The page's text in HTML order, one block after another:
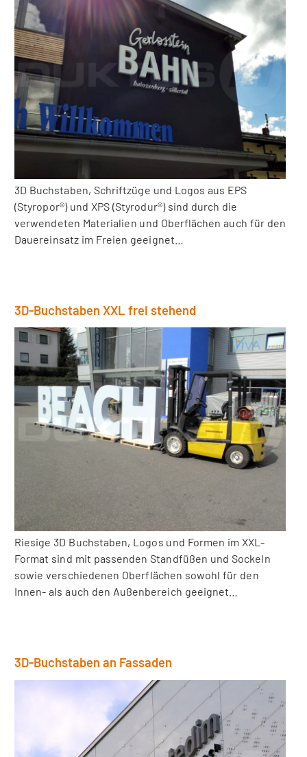
3D Buchstaben, Schriftzüge und Logos aus EPS
(Styropor®) und XPS (Styrodur®) sind durch die
verwendeten Materialien und Oberflächen auch für den
Dauereinsatz im Freien geeignet…
3D-Buchstaben XXL frei stehend
Riesige 3D Buchstaben, Logos und Formen im XXL-
Format sind mit passenden Standfüßen und Sockeln
sowie verschiedenen Oberflächen sowohl für den
Innen- als auch den Außenbereich geeignet…
3D-Buchstaben an Fassaden